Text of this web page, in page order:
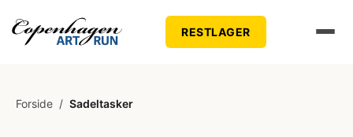
RESTLAGER
Forside / Sadeltasker